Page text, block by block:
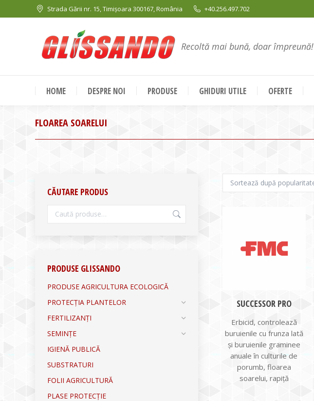
Strada Gării nr. 15, Timișoara 300167, România +40.256.497.702
Recoltă mai bună, doar împreună!
HOME DESPRE NOI PRODUSE GHIDURI UTILE OFERTE
FLOAREA SOARELUI
SUCCESSOR PRO
Erbicid, controlează
buruienile cu frunza lată
şi buruienile graminee
anuale în culturile de
porumb, floarea
soarelui, rapiţă
CĂUTARE PRODUS
PRODUSE GLISSANDO
PRODUSE AGRICULTURA ECOLOGICĂ
PROTECȚIA PLANTELOR
FERTILIZANȚI
SEMINȚE
IGIENĂ PUBLICĂ
SUBSTRATURI
FOLII AGRICULTURĂ
PLASE PROTECȚIE